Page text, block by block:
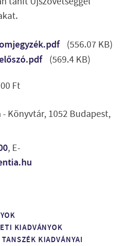
(556.07 KB)
(569.4 KB)
Ft
Könyvtár, 1052 Budapest,
, E-
KIADVÁNYOK
KIADVÁNYAI